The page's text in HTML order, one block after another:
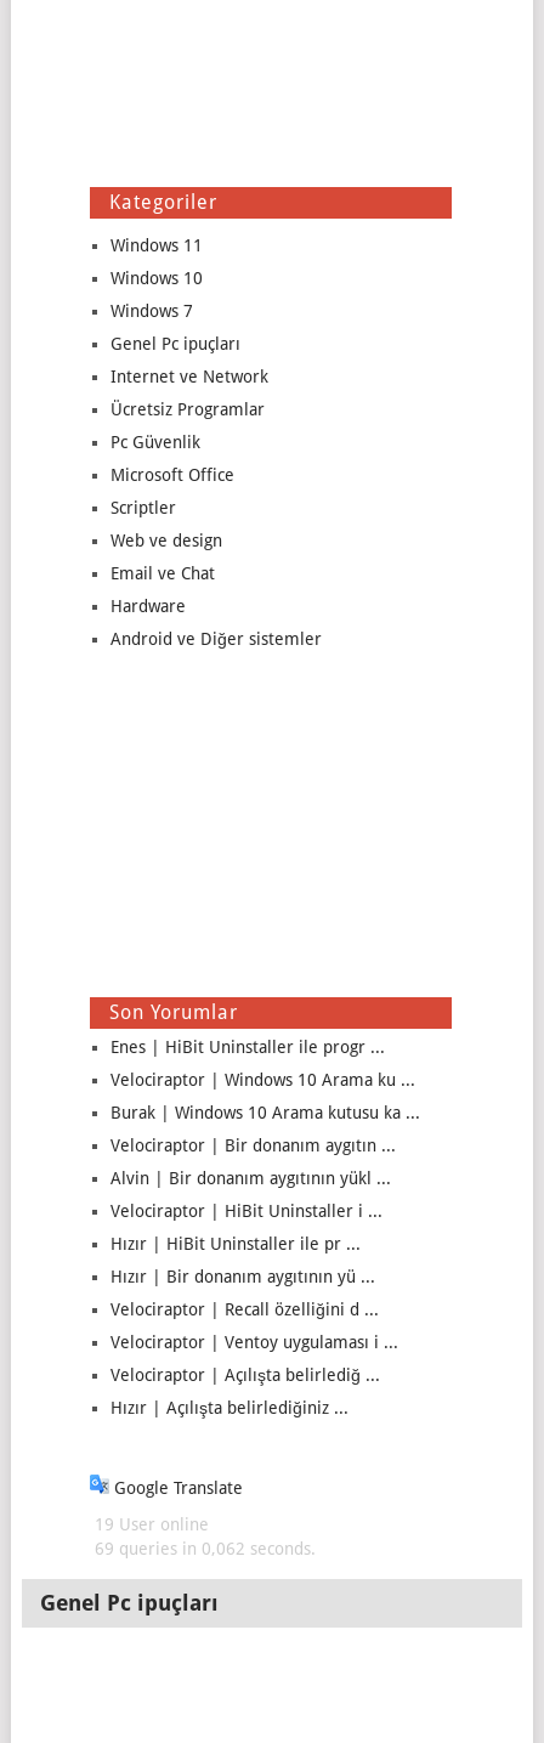
Kategoriler
Windows 11
Windows 10
Windows 7
Genel Pc ipuçları
Internet ve Network
Ücretsiz Programlar
Pc Güvenlik
Microsoft Office
Scriptler
Web ve design
Email ve Chat
Hardware
Android ve Diğer sistemler
Son Yorumlar
Enes | HiBit Uninstaller ile progr ...
Velociraptor | Windows 10 Arama ku ...
Burak | Windows 10 Arama kutusu ka ...
Velociraptor | Bir donanım aygıtın ...
Alvin | Bir donanım aygıtının yükl ...
Velociraptor | HiBit Uninstaller i ...
Hızır | HiBit Uninstaller ile pr ...
Hızır | Bir donanım aygıtının yü ...
Velociraptor | Recall özelliğini d ...
Velociraptor | Ventoy uygulaması i ...
Velociraptor | Açılışta belirlediğ ...
Hızır | Açılışta belirlediğiniz ...
Google Translate
19 User online
69 queries in 0,062 seconds.
Genel Pc ipuçları